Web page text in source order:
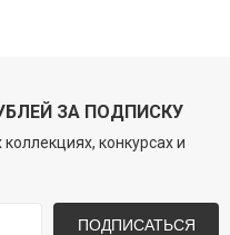
ЗА ПОДПИСКУ
конкурсах и
ПОДПИСАТЬСЯ